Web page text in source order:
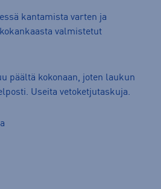
kantamista varten ja
valmistetut
päältä kokonaan, joten laukun
Useita vetoketjutaskuja.